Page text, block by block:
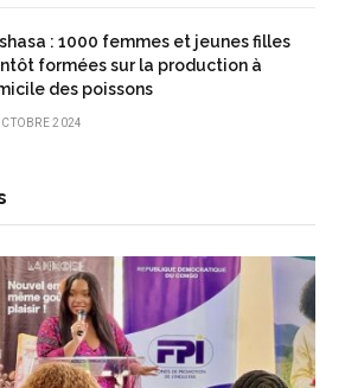
: 1000 femmes et jeunes filles
formées sur la production à
des poissons
2024